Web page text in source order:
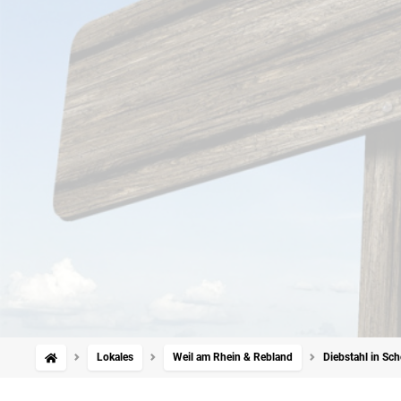
Lokales Weil am Rhein & Rebland Diebstahl in